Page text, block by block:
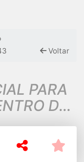
Voltar
PARA
DE